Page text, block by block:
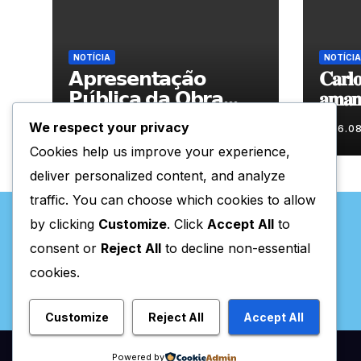
NOTÍCIA
𝗔𝗽𝗿𝗲𝘀𝗲𝗻𝘁𝗮𝗰̧𝗮̃𝗼
𝗣𝘂́𝗯𝗹𝗶𝗰𝗮 𝗱𝗮 𝗢𝗯𝗿𝗮
“𝗣𝗿𝗼𝗰𝘂𝗿𝗼 𝗮
𝗙𝗲𝗹𝗶𝗰𝗶𝗱𝗮𝗱𝗲 𝗲 𝗲𝗹𝗮
𝗺𝗼𝗿𝗮 𝗰𝗼𝗺𝗶𝗴𝗼”
06.08.2026
NOTÍCIA
𝐀𝐫𝐭𝐞𝐬
Valpaços Online
We respect your privacy
Cookies help us improve your experience,
deliver personalized content, and analyze
traffic. You can choose which cookies to allow
by clicking Customize. Click Accept All to
consent or Reject All to decline non-essential
cookies.
Customize Reject All Accept All
Powered by